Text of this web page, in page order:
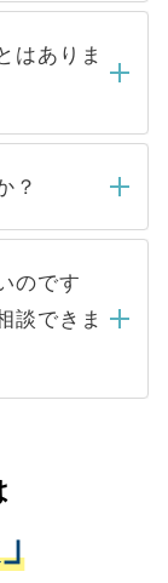
連絡をせて
ちくださ
いる求人の
覧いただ
開求人は
開してい
る医療機
殺到する場
た人材の
スが増え
はありま
切ありませ
いただい
。内定先へ
ーが行い
？
りませんの
らの登録
情報は、
職活動の
預かりし
本人の許可
の厳密な
付与され
みです。
のです
談できま
況や紹介
バイスを
職をされ
可能です